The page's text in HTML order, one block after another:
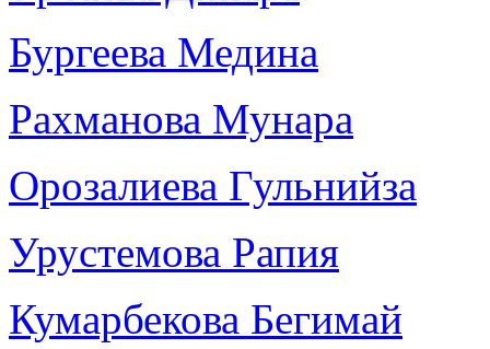
Бургеева Медина
Рахманова Мунара
Орозалиева Гульнийза
Урустемова Рапия
Кумарбекова Бегимай